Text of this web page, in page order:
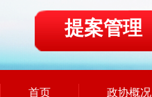
提案管理
首页
政协概况